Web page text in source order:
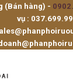
(Bán hàng) -
vụ :